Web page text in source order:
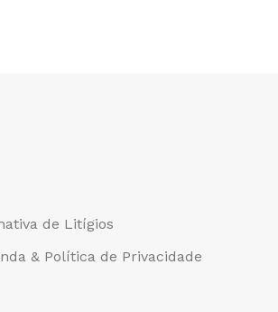
de Litígios
& Política de Privacidade